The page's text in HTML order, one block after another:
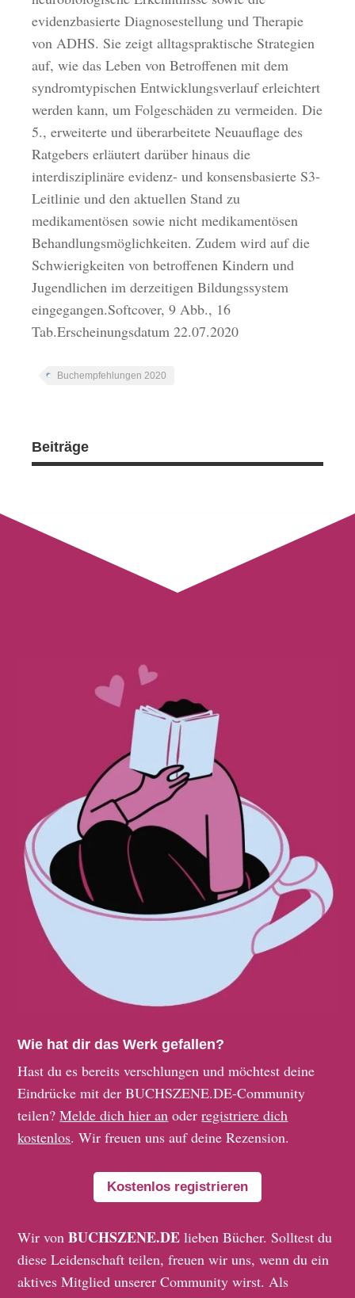
evidenzbasierte Diagnosestellung und Therapie
von ADHS. Sie zeigt alltagspraktische Strategien
auf, wie das Leben von Betroffenen mit dem
syndromtypischen Entwicklungsverlauf erleichtert
werden kann, um Folgeschäden zu vermeiden. Die
5., erweiterte und überarbeitete Neuauflage des
Ratgebers erläutert darüber hinaus die
interdisziplinäre evidenz- und konsensbasierte S3-
Leitlinie und den aktuellen Stand zu
medikamentösen sowie nicht medikamentösen
Behandlungsmöglichkeiten. Zudem wird auf die
Schwierigkeiten von betroffenen Kindern und
Jugendlichen im derzeitigen Bildungssystem
eingegangen.Softcover, 9 Abb., 16
Tab.Erscheinungsdatum 22.07.2020
Buchempfehlungen 2020
Beiträge
Wie hat dir das Werk gefallen?
Hast du es bereits verschlungen und möchtest deine
Eindrücke mit der BUCHSZENE.DE-Community
teilen?Melde dich hier an oderregistriere dich
kostenlos. Wir freuen uns auf deine Rezension.
Kostenlos registrieren
Wir vonBUCHSZENE.DE lieben Bücher. Solltest du
diese Leidenschaft teilen, freuen wir uns, wenn du ein
aktives Mitglied unserer Community wirst. Als